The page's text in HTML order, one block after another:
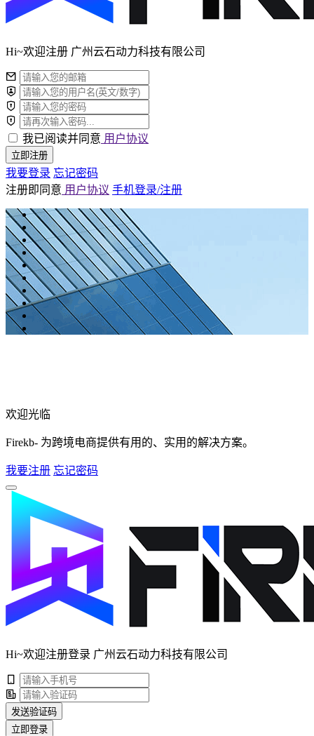
Hi~欢迎注册 广州云石动力科技有限公司
我已阅读并同意 用户协议
立即注册
我要登录 忘记密码
注册即同意 用户协议 手机登录/注册
欢迎光临
Firekb- 为跨境电商提供有用的、实用的解决方案。
我要注册 忘记密码
Hi~欢迎注册登录 广州云石动力科技有限公司
发送验证码
立即登录